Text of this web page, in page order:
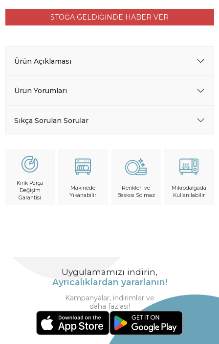
STOĞA GELDİĞİNDE HABER VER
Ürün Açıklaması
Ürün Yorumları
Sıkça Sorulan Sorular
Kırık Parça
Değişim
Garantisi
Makinede
Yıkanabilir
Renkleri ve
Baskısı Solmaz
Mikrodalgada
Kullanılabilir
Uygulamamızı indirin,
Ayrıcalıklardan yararlanın!
Kampanyalar, indirimler ve
daha fazlası!